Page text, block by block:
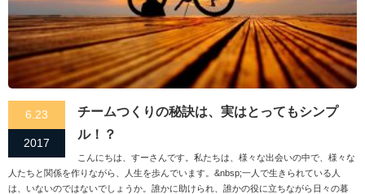
6.23
2017
チームつくりの秘訣は、実はとってもシンプ
ル！？
こんにちは、すーさんです。私たちは、様々な出会いの中で、様々な
人たちと関係を作りながら、人生を歩んでいます。&nbsp;一人で生きられている人
は、いないのではないでしょうか。誰かに助けられ、誰かの役に立ちながら日々の暮